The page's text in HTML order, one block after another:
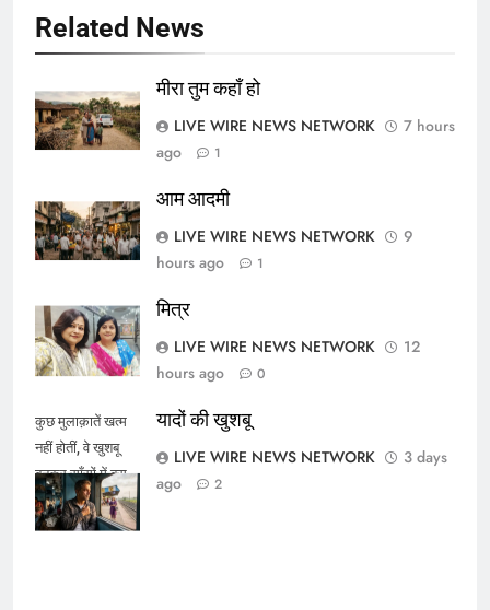
Related News
मीरा तुम कहाँ हो
LIVE WIRE NEWS NETWORK
7 hours
ago
1
आम आदमी
LIVE WIRE NEWS NETWORK
9
hours ago
1
मित्र
LIVE WIRE NEWS NETWORK
12
hours ago
0
कुछ मुलाक़ातें खत्म
नहीं होतीं, वे खुशबू
बनकर साँसों में बस
जाती हैं।
यादों की खुशबू
LIVE WIRE NEWS NETWORK
3 days
ago
2